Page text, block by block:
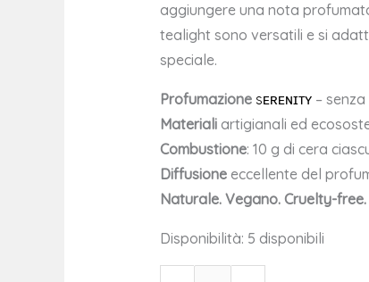
aggiungere una nota
tealight sono versatili e si
speciale.
Profumazione sᴇʀᴇɴɪᴛʏ–
Materialiartigianali ed
Combustione: 10 g di cera
Diffusioneeccellente del
Naturale. Vegano. Cruelty-
Disponibilità: 5 disponibili